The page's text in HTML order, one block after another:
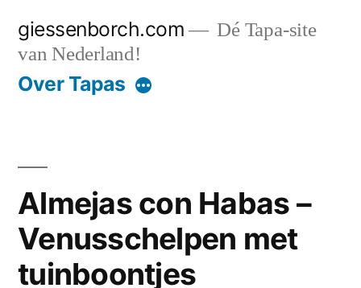
naar
giessenborch.com
Dé Tapa-site
van Nederland!
Over Tapas
Almejas con Habas –
Venusschelpen met
tuinboontjes